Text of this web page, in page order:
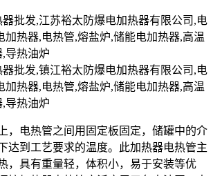
，电热管之间用固定板固定，储罐中的介
达到工艺要求的温度。此加热器电热管主
，具有重量轻，体积小，易于安装等优